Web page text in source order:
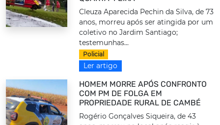
Cleuza Aparecida Pechin da Silva, de 73
anos, morreu após ser atingida por um
coletivo no Jardim Santiago;
testemunhas...
Policial
Ler artigo
HOMEM MORRE APÓS CONFRONTO
COM PM DE FOLGA EM
PROPRIEDADE RURAL DE CAMBÉ
Rogério Gonçalves Siqueira, de 43